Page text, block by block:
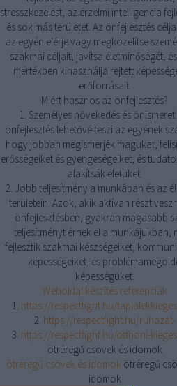
stresszkezelést, az érzelmi intelligencia
és sok más területet. Az önfejlesztés
az egyén elérje vagy megközelítse
szakmai céljait, javítsa életminőségét,
mértékben kihasználja rejtett
erőforrásait.
Miért hasznos az önfejlesztés?
1. Személyes növekedés és
önfejlesztés lehetővé teszi az egyének
hogy jobban megismerjék magukat,
erősségeiket és gyengeségeiket, és
alakítsák életüket.
2. Jobb teljesítmény a munkában és az
területein: Azok, akik aktívan részt
önfejlesztésben, gyakran magasabb
teljesítményt érnek el a munkájukban,
fejlesztik szakmai készségeiket,
képességeiket, és
képességüket.
Weboldal készítés referenciák
1. https://respectfight.hu/
2. https://respectfight.hu/ruhazat-
3. https://respectfight.hu/otthoni-
ötréregű csövek és idomok
ötréregű csövek és idomok ötréregű
idomok